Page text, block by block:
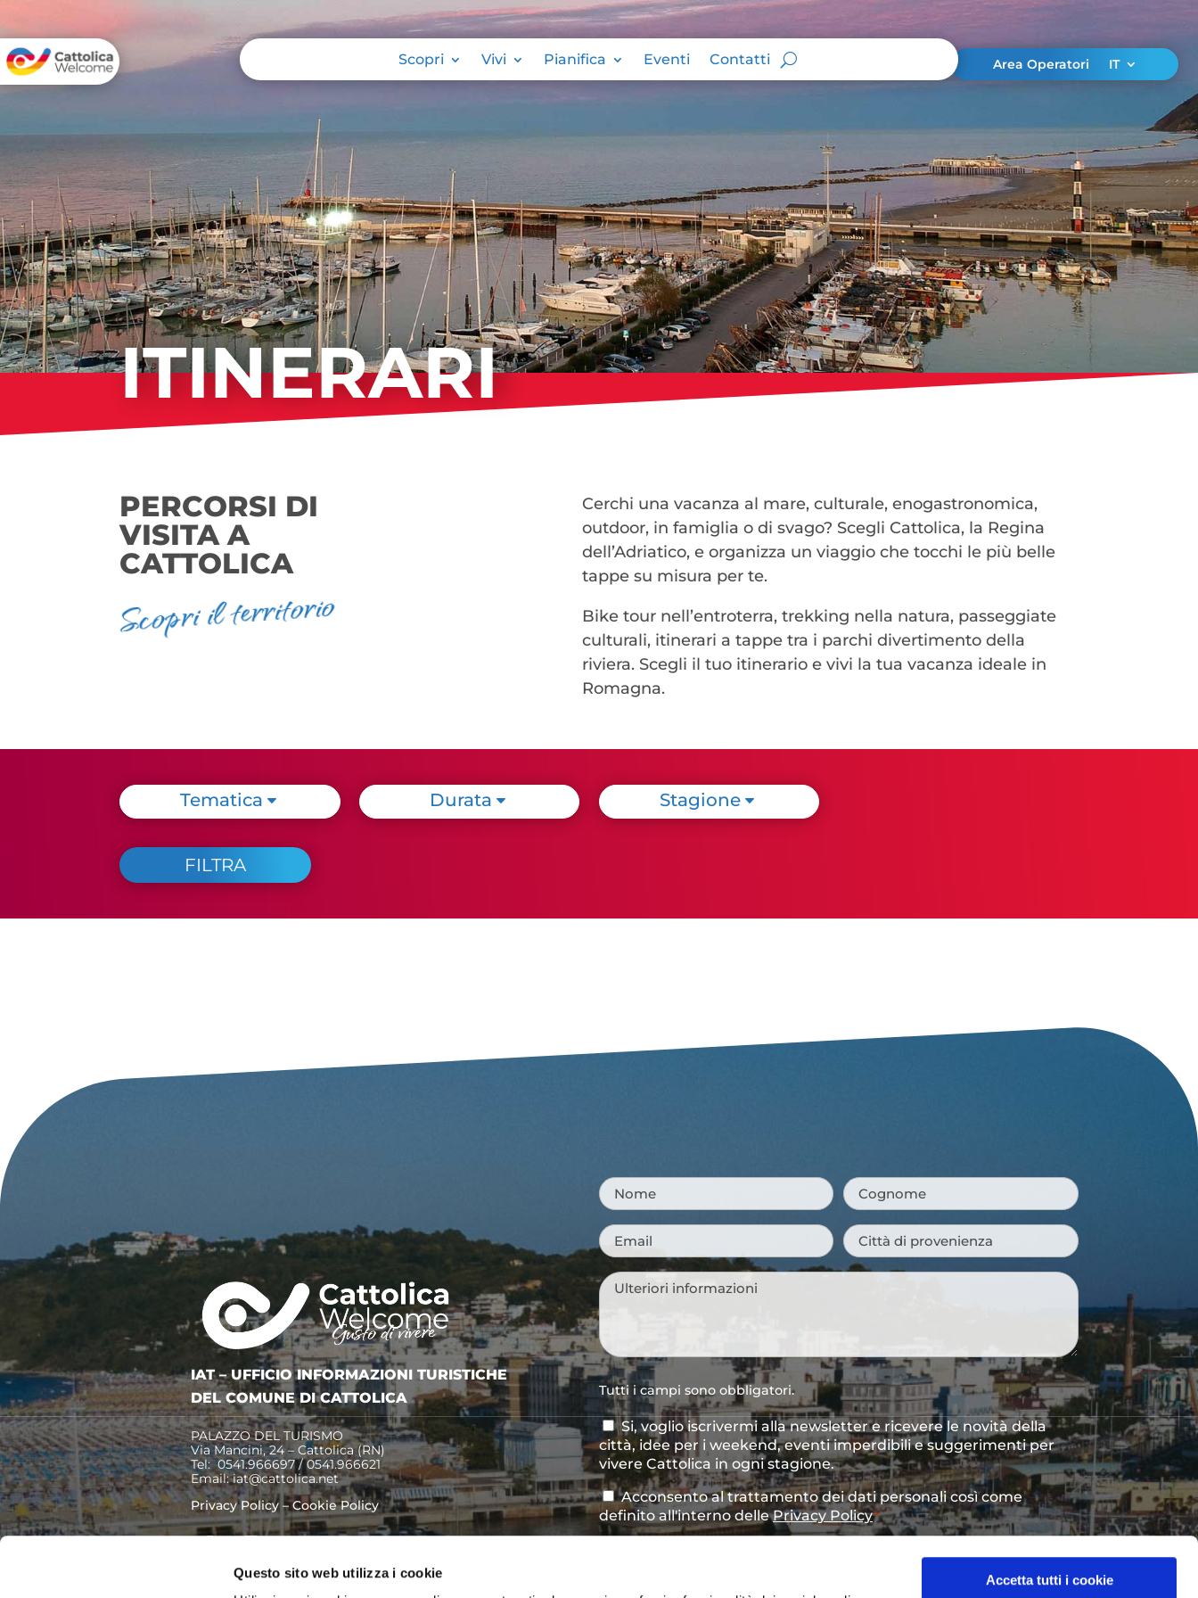
Questo sito web utilizza i cookie
Accetta tutti i cookie
Scopri Vivi Pianifica Eventi Contatti Area Operatori IT
ITINERARI
PERCORSI DI
VISITA A
CATTOLICA
Scopri il territorio
Cerchi una vacanza al mare, culturale, enogastronomica,
outdoor, in famiglia o di svago? Scegli Cattolica, la Regina
dell’Adriatico, e organizza un viaggio che tocchi le più belle
tappe su misura per te.
Bike tour nell’entroterra, trekking nella natura, passeggiate
culturali, itinerari a tappe tra i parchi divertimento della
riviera. Scegli il tuo itinerario e vivi la tua vacanza ideale in
Romagna.
Tematica Durata Stagione
Trenini, castelli incantati e
civette delle nevi Marinai o archeologi?
La Cozza Romagnola, una
città in mezzo al mare L’ecomuseo a cielo aperto La “Catolga Vecia”